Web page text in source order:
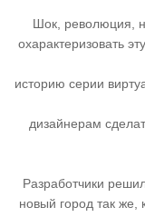
Шок, революция,
охарактеризовать
историю серии
дизайнерам
Разработчики
новый город так же,